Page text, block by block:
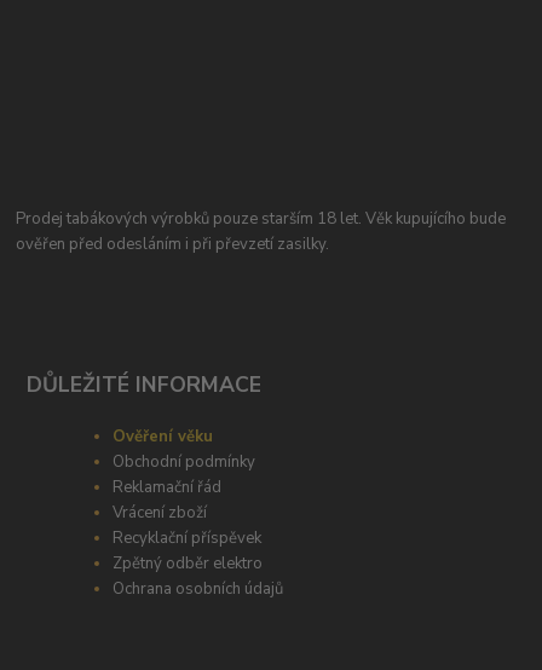
Prodej tabákových výrobků pouze starším 18 let. Věk kupujícího bude
ověřen před odesláním i při převzetí zasilky.
DŮLEŽITÉ INFORMACE
Ověření věku
Obchodní podmínky
Reklamační řád
Vrácení zboží
Recyklační příspěvek
Zpětný odběr elektro
Ochrana osobních údajů